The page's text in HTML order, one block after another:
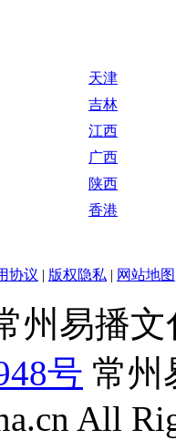
天津
吉林
江西
广西
陕西
香港
协议 | 版权隐私 | 网站地图
州易播
号 常州
All